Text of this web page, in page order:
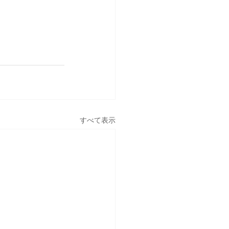
すべて表示